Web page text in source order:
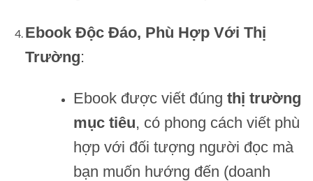
Ebook Độc Đáo, Phù Hợp Với Thị
Trường:
Ebook được viết đúng thị trường
mục tiêu, có phong cách viết phù
hợp với đối tượng người đọc mà
bạn muốn hướng đến (doanh